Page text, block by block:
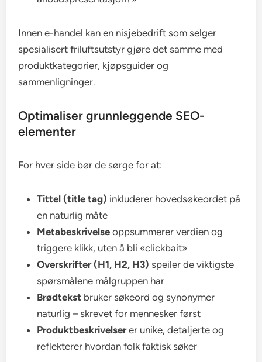
Innen e-handel kan en nisjebedrift som selger
spesialisert friluftsutstyr gjøre det samme med
produktkategorier, kjøpsguider og
sammenligninger.
Optimaliser grunnleggende SEO-
elementer
For hver side bør de sørge for at:
Tittel (title tag) inkluderer hovedsøkeordet på
en naturlig måte
Metabeskrivelse oppsummerer verdien og
triggere klikk, uten å bli «clickbait»
Overskrifter (H1, H2, H3) speiler de viktigste
spørsmålene målgruppen har
Brødtekst bruker søkeord og synonymer
naturlig – skrevet for mennesker først
Produktbeskrivelserer unike, detaljerte og
reflekterer hvordan folk faktisk søker